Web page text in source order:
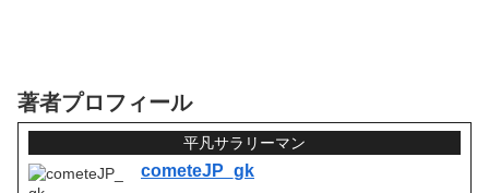
著者プロフィール
平凡サラリーマン
cometeJP_gk